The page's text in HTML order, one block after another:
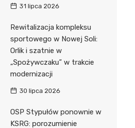
31 lipca 2026
Rewitalizacja kompleksu
sportowego w Nowej Soli:
Orlik i szatnie w
„Spożywczaku” w trakcie
modernizacji
30 lipca 2026
OSP Stypułów ponownie w
KSRG: porozumienie